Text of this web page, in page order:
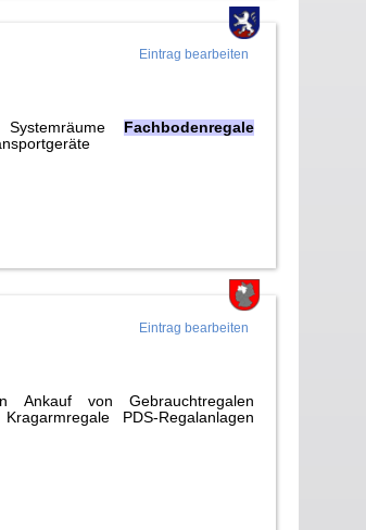
Eintrag bearbeiten
Systemräume
Fachbodenregale
Eintrag bearbeiten
Ankauf von Gebrauchtregalen
PDS-Regalanlagen